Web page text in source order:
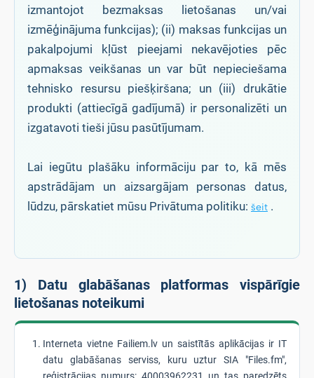
izmantojot bezmaksas lietošanas un/vai
izmēģinājuma funkcijas); (ii) maksas funkcijas un
pakalpojumi kļūst pieejami nekavējoties pēc
apmaksas veikšanas un var būt nepieciešama
tehnisko resursu piešķiršana; un (iii) drukātie
produkti (attiecīgā gadījumā) ir personalizēti un
izgatavoti tieši jūsu pasūtījumam.
Lai iegūtu plašāku informāciju par to, kā mēs
apstrādājam un aizsargājam personas datus,
lūdzu, pārskatiet mūsu Privātuma politiku: šeit .
1) Datu glabāšanas platformas vispārīgie
lietošanas noteikumi
Interneta vietne Failiem.lv un saistītās aplikācijas ir IT
datu glabāšanas serviss, kuru uztur SIA "Files.fm",